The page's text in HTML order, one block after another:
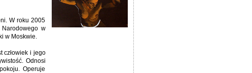
W roku 2005
Narodowego w
w Moskwie.
człowiek i jego
Odnosi
Operuje